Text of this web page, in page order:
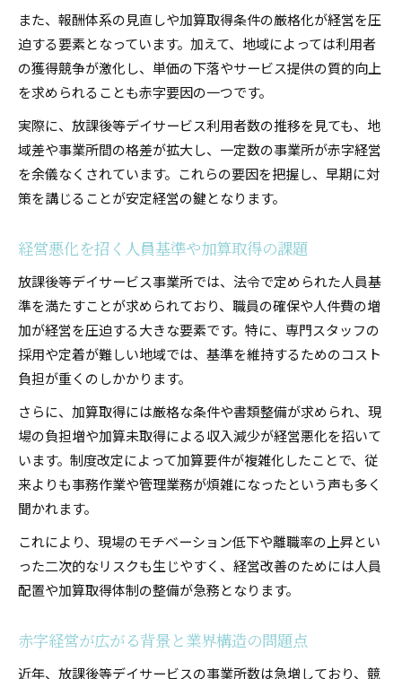
また、報酬体系の見直しや加算取得条件の厳格化が経営を圧
迫する要素となっています。加えて、地域によっては利用者
の獲得競争が激化し、単価の下落やサービス提供の質的向上
を求められることも赤字要因の一つです。
実際に、放課後等デイサービス利用者数の推移を見ても、地
域差や事業所間の格差が拡大し、一定数の事業所が赤字経営
を余儀なくされています。これらの要因を把握し、早期に対
策を講じることが安定経営の鍵となります。
経営悪化を招く人員基準や加算取得の課題
放課後等デイサービス事業所では、法令で定められた人員基
準を満たすことが求められており、職員の確保や人件費の増
加が経営を圧迫する大きな要素です。特に、専門スタッフの
採用や定着が難しい地域では、基準を維持するためのコスト
負担が重くのしかかります。
さらに、加算取得には厳格な条件や書類整備が求められ、現
場の負担増や加算未取得による収入減少が経営悪化を招いて
います。制度改定によって加算要件が複雑化したことで、従
来よりも事務作業や管理業務が煩雑になったという声も多く
聞かれます。
これにより、現場のモチベーション低下や離職率の上昇とい
った二次的なリスクも生じやすく、経営改善のためには人員
配置や加算取得体制の整備が急務となります。
赤字経営が広がる背景と業界構造の問題点
近年、放課後等デイサービスの事業所数は急増しており、競